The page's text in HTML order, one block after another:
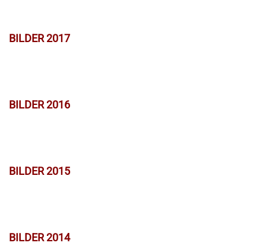
BILDER 2017
BILDER 2016
BILDER 2015
BILDER 2014